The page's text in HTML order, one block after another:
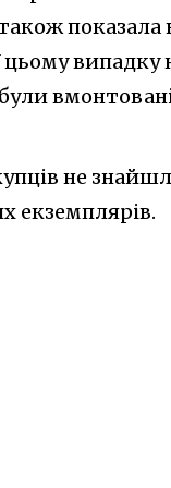
показала
цьому випадку
не
екземплярів.